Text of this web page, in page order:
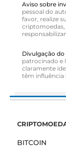
Aviso sobre
pessoal do
favor, realize
criptomoedas,
Divulgação do
patrocinado e
claramente
têm influência
BITCOIN